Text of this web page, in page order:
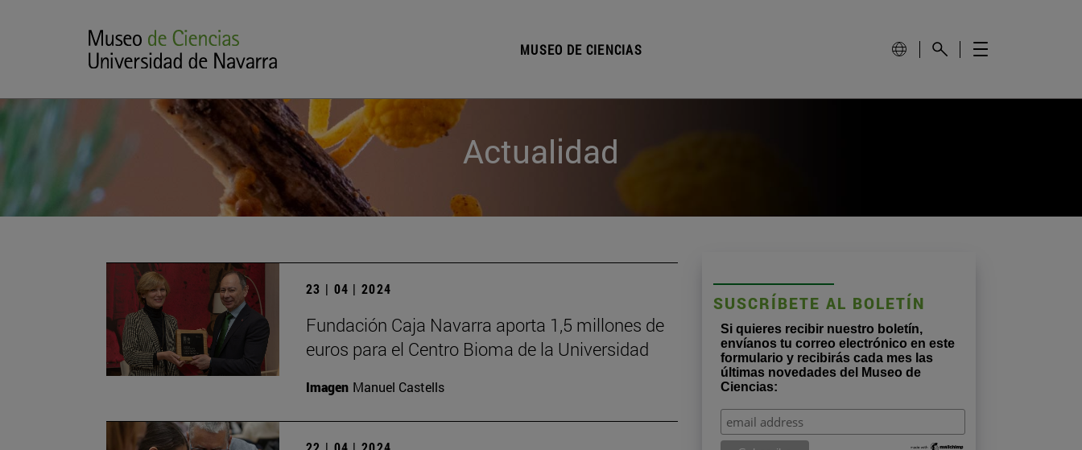
MUSEO DE CIENCIAS
Actualidad
23 | 04 | 2024
Fundación Caja Navarra aporta 1,5 millones de
euros para el Centro Bioma de la Universidad
Imagen Manuel Castells
SUSCRÍBETE AL BOLETÍN
Si quieres recibir nuestro boletín,
envíanos tu correo electrónico en este
formulario y recibirás cada mes las
últimas novedades del Museo de
Ciencias: